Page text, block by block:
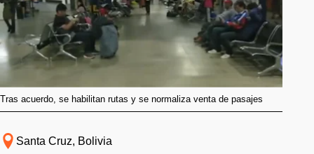
Tras acuerdo, se habilitan rutas y se normaliza venta de pasajes
Santa Cruz, Bolivia